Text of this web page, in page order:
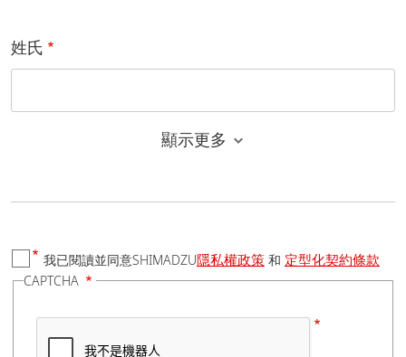
姓氏
國家/地區
顯示更多
我已閱讀並同意SHIMADZU隱私權政策 和 定型化契約條款
CAPTCHA